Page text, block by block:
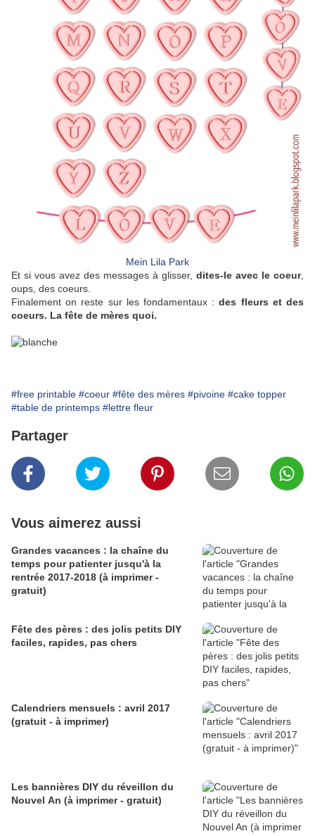
Mein Lila Park
Et si vous avez des messages à glisser, dites-le avec le coeur,
oups, des coeurs.
Finalement on reste sur les fondamentaux :des fleurs et des
coeurs. La fête de mères quoi.
#free printable #coeur #fête des mères #pivoine #cake topper
#table de printemps #lettre fleur
Partager
Vous aimerez aussi
Grandes vacances : la chaîne du
temps pour patienter jusqu'à la
rentrée 2017-2018 (à imprimer -
gratuit)
Fête des pères : des jolis petits DIY
faciles, rapides, pas chers
Calendriers mensuels : avril 2017
(gratuit - à imprimer)
Les bannières DIY du réveillon du
Nouvel An (à imprimer - gratuit)